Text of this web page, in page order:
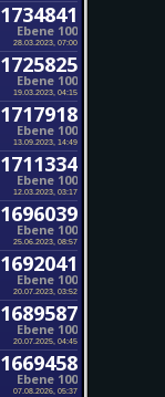
1734841
Ebene 100
28.03.2023, 07:00
1725825
Ebene 100
19.03.2023, 04:15
1717918
Ebene 100
13.09.2023, 14:49
1711334
Ebene 100
12.03.2023, 03:17
1696039
Ebene 100
25.06.2023, 08:57
1692041
Ebene 100
20.07.2023, 03:52
1689587
Ebene 100
20.07.2025, 04:45
1669458
Ebene 100
07.08.2026, 05:37